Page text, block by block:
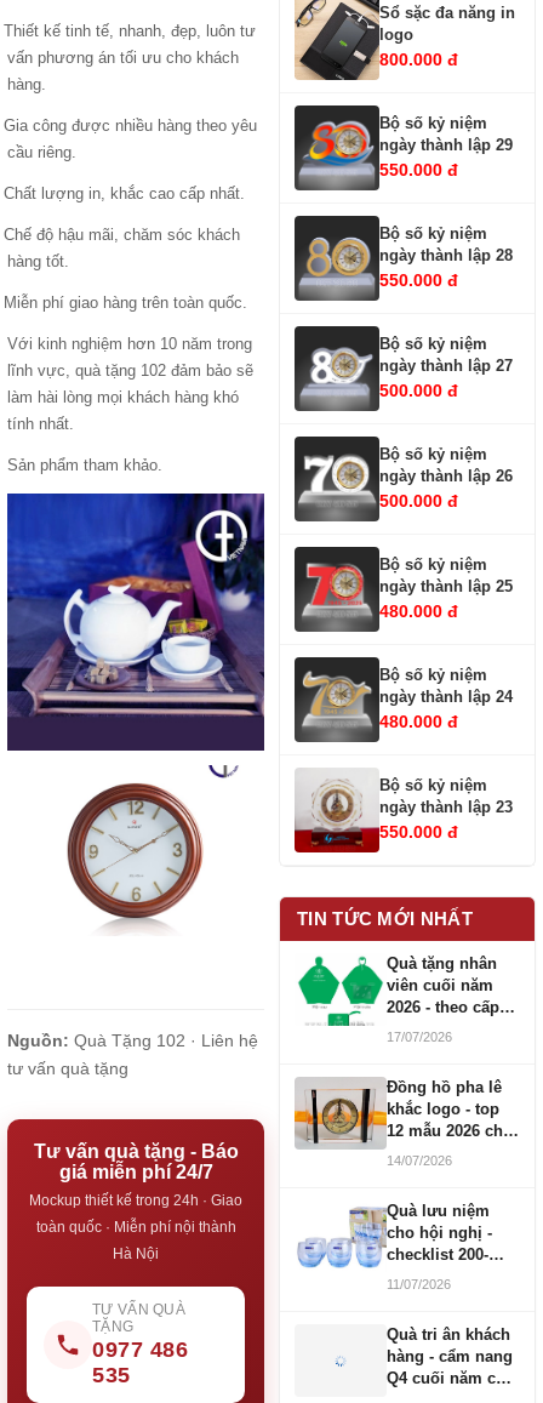
Thiết kế tinh tế, nhanh, đẹp, luôn tư
vấn phương án tối ưu cho khách
hàng.
Gia công được nhiều hàng theo yêu
cầu riêng.
Chất lượng in, khắc cao cấp nhất.
Chế độ hậu mãi, chăm sóc khách
hàng tốt.
Miễn phí giao hàng trên toàn quốc.
Với kinh nghiệm hơn 10 năm trong
lĩnh vực, quà tặng 102 đảm bảo sẽ
làm hài lòng mọi khách hàng khó
tính nhất.
Sản phẩm tham khảo.
Nguồn: Quà Tặng 102 · Liên hệ
tư vấn quà tặng
Tư vấn quà tặng - Báo
giá miễn phí 24/7
Mockup thiết kế trong 24h · Giao
toàn quốc · Miễn phí nội thành
Hà Nội
TƯ VẤN QUÀ
TẶNG
0977 486
535
Sổ sặc đa năng in
logo
800.000 đ
Bộ số kỷ niệm
ngày thành lập 29
550.000 đ
Bộ số kỷ niệm
ngày thành lập 28
550.000 đ
Bộ số kỷ niệm
ngày thành lập 27
500.000 đ
Bộ số kỷ niệm
ngày thành lập 26
500.000 đ
Bộ số kỷ niệm
ngày thành lập 25
480.000 đ
Bộ số kỷ niệm
ngày thành lập 24
480.000 đ
Bộ số kỷ niệm
ngày thành lập 23
550.000 đ
TIN TỨC MỚI NHẤT
Quà tặng nhân
viên cuối năm
2026 - theo cấp
bậc CBNV
17/07/2026
Đồng hồ pha lê
khắc logo - top
12 mẫu 2026 cho
doanh nghiệp
14/07/2026
Quà lưu niệm
cho hội nghị -
checklist 200-
1000 người
11/07/2026
Quà tri ân khách
hàng - cẩm nang
Q4 cuối năm cho